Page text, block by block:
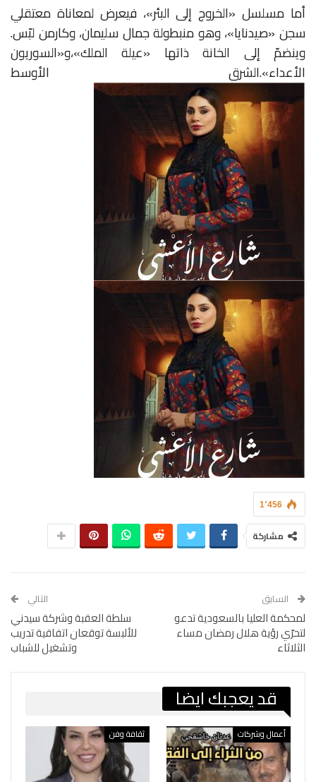
أما مسلسل«الخروج إلى البئر»، فيعرض لمعاناة معتقلي
سجن«صيدنايا»،وهومنبطولةجمالسليمان،وكارمنلبّس.
وينضمّ
إلى الخانة ذاتها «عيلة الملك»،و«السوريون
الأعداء».الشرق الأوسط
1٬456
مشاركة
السابق
‎لمحكمة العليا بالسعودية تدعو
لتحرّي رؤية هلال رمضان مساء
الثلاثاء
التالي
‎ سلطة العقبة وشركة سيدني
للألبسة توقعان اتفاقية تدريب
وتشغيل للشباب
قد يعجبك ايضا
أعمال وشركات ثقافة وفن